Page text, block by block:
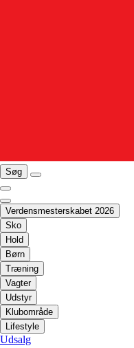
Søg
Verdensmesterskabet 2026
Sko
Hold
Børn
Træning
Vagter
Udstyr
Klubområde
Lifestyle
Udsalg